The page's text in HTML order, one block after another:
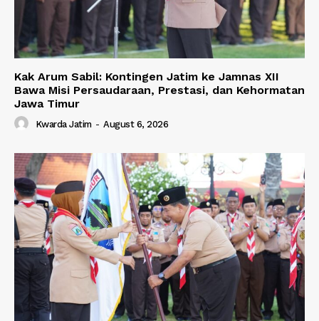
Kak Arum Sabil: Kontingen Jatim ke Jamnas XII
Bawa Misi Persaudaraan, Prestasi, dan Kehormatan
Jawa Timur
Kwarda Jatim - August 6, 2026